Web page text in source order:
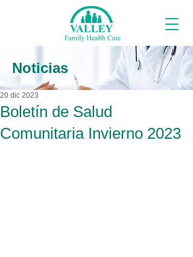
Noticias
Boletín de Salud
Comunitaria Invierno 2023
20 dic 2023